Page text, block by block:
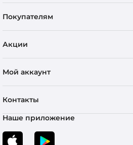
Покупателям
Акции
Мой аккаунт
Контакты
Наше приложение